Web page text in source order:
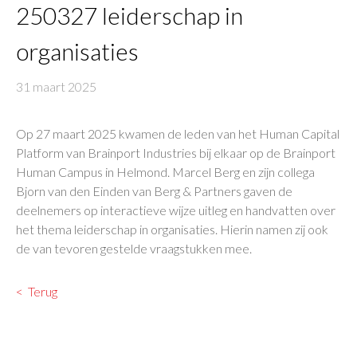
250327 leiderschap in
organisaties
31 maart 2025
Op 27 maart 2025 kwamen de leden van het Human Capital
Platform van Brainport Industries bij elkaar op de Brainport
Human Campus in Helmond. Marcel Berg en zijn collega
Bjorn van den Einden van Berg & Partners gaven de
deelnemers op interactieve wijze uitleg en handvatten over
het thema leiderschap in organisaties. Hierin namen zij ook
de van tevoren gestelde vraagstukken mee.
Terug